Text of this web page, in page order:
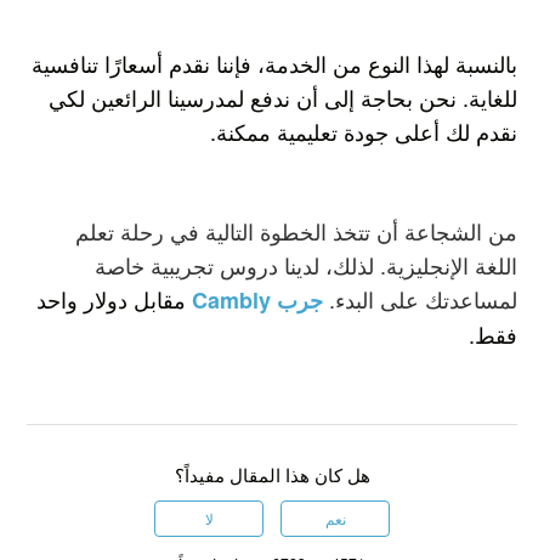
بالنسبة لهذا النوع من الخدمة، فإننا نقدم أسعارًا تنافسية
للغاية. نحن بحاجة إلى أن ندفع لمدرسينا الرائعين لكي
نقدم لك أعلى جودة تعليمية ممكنة.
من الشجاعة أن تتخذ الخطوة التالية في رحلة تعلم
اللغة الإنجليزية. لذلك، لدينا دروس تجريبية خاصة
لمساعدتك على البدء.جرب Cambly
مقابل دولار واحد
فقط.
هل كان هذا المقال مفيداً؟
نعم لا